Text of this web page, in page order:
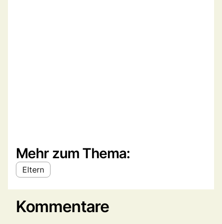
Mehr zum Thema:
Eltern
Kommentare